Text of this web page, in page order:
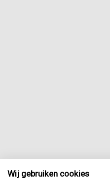
Wij gebruiken cookies